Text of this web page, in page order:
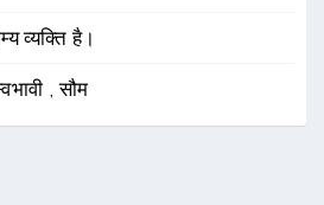
व्यक्ति है।
,सौम